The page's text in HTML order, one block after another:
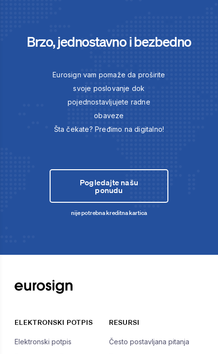
Brzo, jednostavno i bezbedno
Eurosign vam pomaže da proširite
svoje poslovanje dok
pojednostavljujete radne
obaveze
Šta čekate? Pređimo na digitalno!
Pogledajte našu
ponudu
nije potrebna kreditna kartica
ELEKTRONSKI POTPIS
Elektronski potpis
RESURSI
Često postavljana pitanja